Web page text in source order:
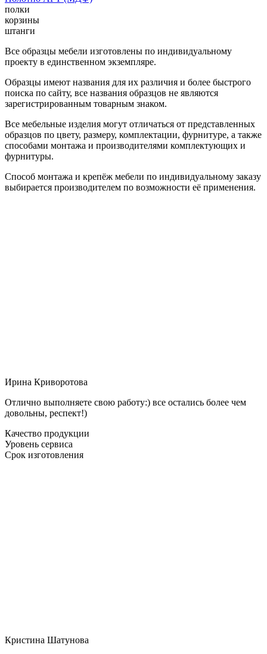
полки
корзины
штанги
Все образцы мебели изготовлены по индивидуальному
проекту в единственном экземпляре.
Образцы имеют названия для их различия и более быстрого
поиска по сайту, все названия образцов не являются
зарегистрированным товарным знаком.
Все мебельные изделия могут отличаться от представленных
образцов по цвету, размеру, комплектации, фурнитуре, а также
способами монтажа и производителями комплектующих и
фурнитуры.
Способ монтажа и крепёж мебели по индивидуальному заказу
выбирается производителем по возможности её применения.
Ирина Криворотова
Отлично выполняете свою работу:) все остались более чем
довольны, респект!)
Качество продукции
Уровень сервиса
Срок изготовления
Кристина Шатунова